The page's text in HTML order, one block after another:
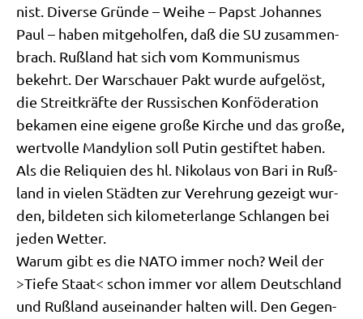
nist. Diver­se Grün­de – Wei­he – Papst Johan­nes
Paul – haben mit­ge­hol­fen, daß die SU zusam­men­
brach. Ruß­land hat sich vom Kom­mu­nis­mus
bekehrt. Der War­schau­er Pakt wur­de auf­ge­löst,
die Streit­kräf­te der Rus­si­schen Kon­fö­de­ra­ti­on
beka­men eine eige­ne gro­ße Kir­che und das gro­ße,
wert­vol­le Man­dy­lion soll Putin gestif­tet haben.
Als die Reli­qui­en des hl. Niko­laus von Bari in Ruß­
land in vie­len Städ­ten zur Ver­eh­rung gezeigt wur­
den, bil­de­ten sich kilo­me­ter­lan­ge Schlan­gen bei
jeden Wetter.
War­um gibt es die NATO immer noch? Weil der
>Tie­fe Staat< schon immer vor allem Deutsch­land
und Ruß­land aus­ein­an­der hal­ten will. Den Gegen­